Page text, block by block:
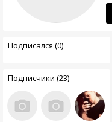
Подписался (0)
Подписчики (23)